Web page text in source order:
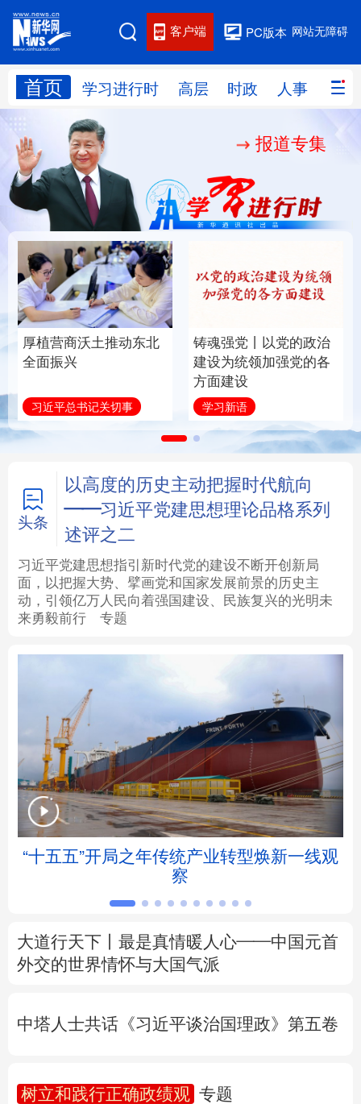
网站无障碍
PC版本
客户端
首页 学习进行时 高层 时政 人事 国际
网站地图
学习进行时 人事
国际 财经 网评
思客智库 全球连线 教育
科技 科创 量子 体育
文化 书画
访谈 视频 图片 政务
信息化 数字经济
学术中国 乡村振兴 银龄 溯源中国
城市 旅游 能源 会展
彩票 娱乐 时尚 悦读
公益 一带一路 亚太网 上市公司
地方频道
北京 天津 河北 山西
辽宁 吉林 上海 江苏
浙江 安徽 福建 江西
四川 贵州 云南
报道专集
厚植营商沃土推动东北
全面振兴
习近平总书记关切事
铸魂强党丨以党的政治
建设为统领加强党的各
方面建设
学习新语
头条
以高度的历史主动把握时代航向
——习近平党建思想理论品格系列
述评之二
习近平党建思想指引新时代党的建设不断开创新局
面，以把握大势、擘画党和国家发展前景的历史主
动，引领亿万人民向着强国建设、民族复兴的光明未
来勇毅前行
专题
“十五五”开局之年传统产业转型焕新一线观
察
大道行天下丨最是真情暖人心——中国元首
外交的世界情怀与大国气派
中塔人士共话《习近平谈治国理政》第五卷
树立和践行正确政绩观 专题